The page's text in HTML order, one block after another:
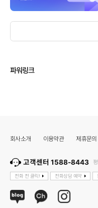
파워링크
회사소개 이용약관 제휴문의
고객센터 1588-8443
전화 전 클릭! 전화상담 예약